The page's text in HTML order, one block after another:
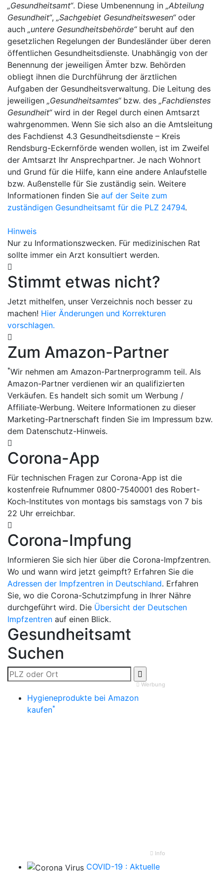
„Gesundheitsamt“. Diese Umbenennung in „Abteilung
Gesundheit“, „Sachgebiet Gesundheitswesen“oder
auch „untere Gesundheitsbehörde“beruht auf den
gesetzlichen Regelungen der Bundesländer über deren
öffentlichen Gesundheitsdienste. Unabhängig von der
Benennung der jeweiligen Ämter bzw. Behörden
obliegt ihnen die Durchführung der ärztlichen
Aufgaben der Gesundheitsverwaltung. Die Leitung des
jeweiligen „Gesundheitsamtes“bzw. des „Fachdienstes
Gesundheit“wird in der Regel durch einen Amtsarzt
wahrgenommen. Wenn Sie sich also an die Amtsleitung
des Fachdienst 4.3 Gesundheitsdienste – Kreis
Rendsburg-Eckernförde wenden wollen, ist im Zweifel
der Amtsarzt Ihr Ansprechpartner. Je nach Wohnort
und Grund für die Hilfe, kann eine andere Anlaufstelle
bzw. Außenstelle für Sie zuständig sein. Weitere
Informationen finden Sie auf der Seite zum
zuständigen Gesundheitsamt für die PLZ 24794.
Hinweis
Nur zu Informationszwecken. Für medizinischen Rat
sollte immer ein Arzt konsultiert werden.
Stimmt etwas nicht?
Jetzt mithelfen, unser Verzeichnis noch besser zu
machen! Hier Änderungen und Korrekturen
vorschlagen.
Zum Amazon-Partner
*Wir nehmen am Amazon-Partnerprogramm teil. Als
Amazon-Partner verdienen wir an qualifizierten
Verkäufen. Es handelt sich somit um Werbung /
Affiliate-Werbung. Weitere Informationen zu dieser
Marketing-Partnerschaft finden Sie im Impressum bzw.
dem Datenschutz-Hinweis.
Corona-App
Für technischen Fragen zur Corona-App ist die
kostenfreie Rufnummer 0800-7540001 des Robert-
Koch-Institutes von montags bis samstags von 7 bis
22 Uhr erreichbar.
Corona-Impfung
Informieren Sie sich hier über die Corona-Impfzentren.
Wo und wann wird jetzt geimpft? Erfahren Sie die
Adressen der Impfzentren in Deutschland. Erfahren
Sie, wo die Corona-Schutzimpfung in Ihrer Nähre
durchgeführt wird. Die Übersicht der Deutschen
Impfzentren auf einen Blick.
Gesundheitsamt
Suchen
Werbung
Hygieneprodukte bei Amazon
kaufen*
Info
COVID-19 : Aktuelle